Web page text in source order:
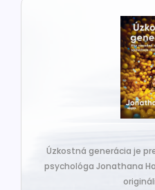
Úzkostná generácia je
psychológa Jonathana